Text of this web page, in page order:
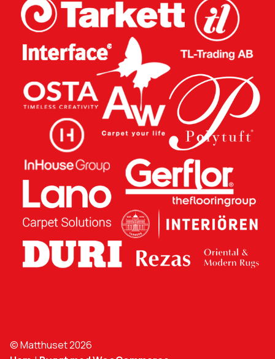
© Matthuset 2026